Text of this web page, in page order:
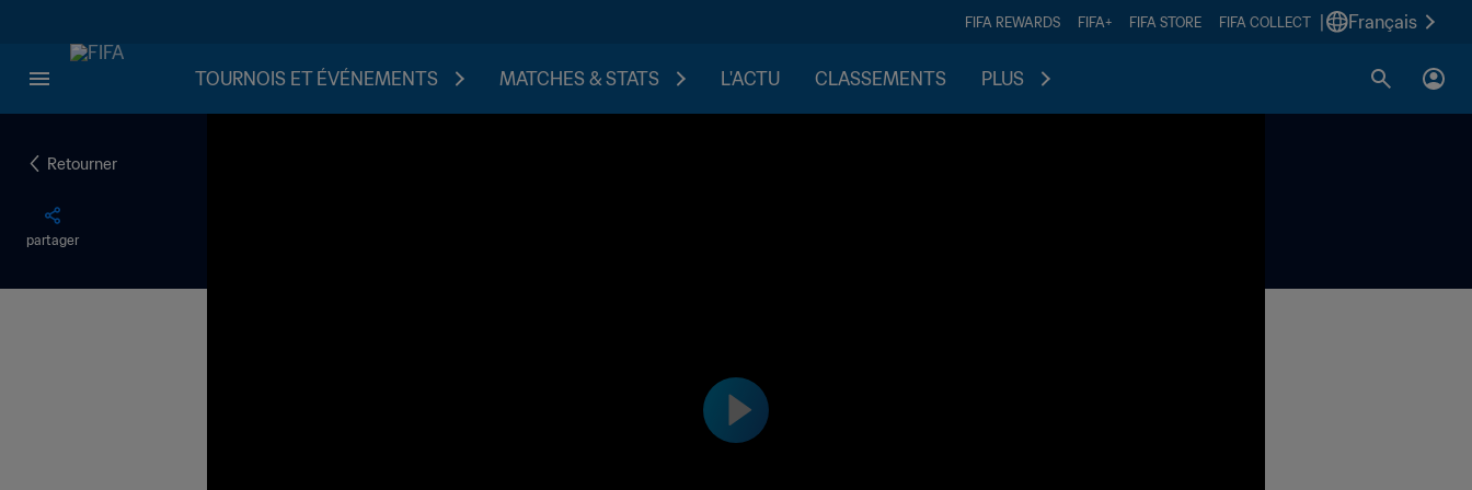
FIFA REWARDS FIFA+ FIFA STORE FIFA COLLECT Français
TOURNOIS ET ÉVÉNEMENTS MATCHES & STATS L'ACTU CLASSEMENTS PLUS
Retourner
partager